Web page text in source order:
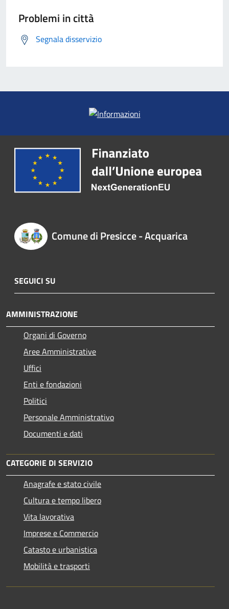
Problemi in città
Segnala disservizio
Comune di Presicce - Acquarica
SEGUICI SU
AMMINISTRAZIONE
Organi di Governo
Aree Amministrative
Uffici
Enti e fondazioni
Politici
Personale Amministrativo
Documenti e dati
CATEGORIE DI SERVIZIO
Anagrafe e stato civile
Cultura e tempo libero
Vita lavorativa
Imprese e Commercio
Catasto e urbanistica
Mobilità e trasporti